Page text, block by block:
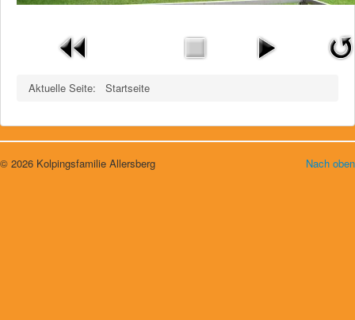
Aktuelle Seite: Startseite
Nach oben
© 2026 Kolpingsfamilie Allersberg